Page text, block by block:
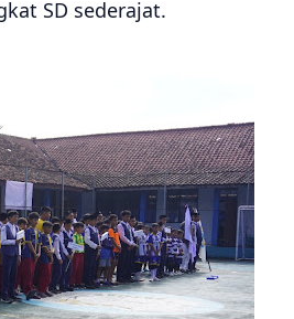
SD sederajat.